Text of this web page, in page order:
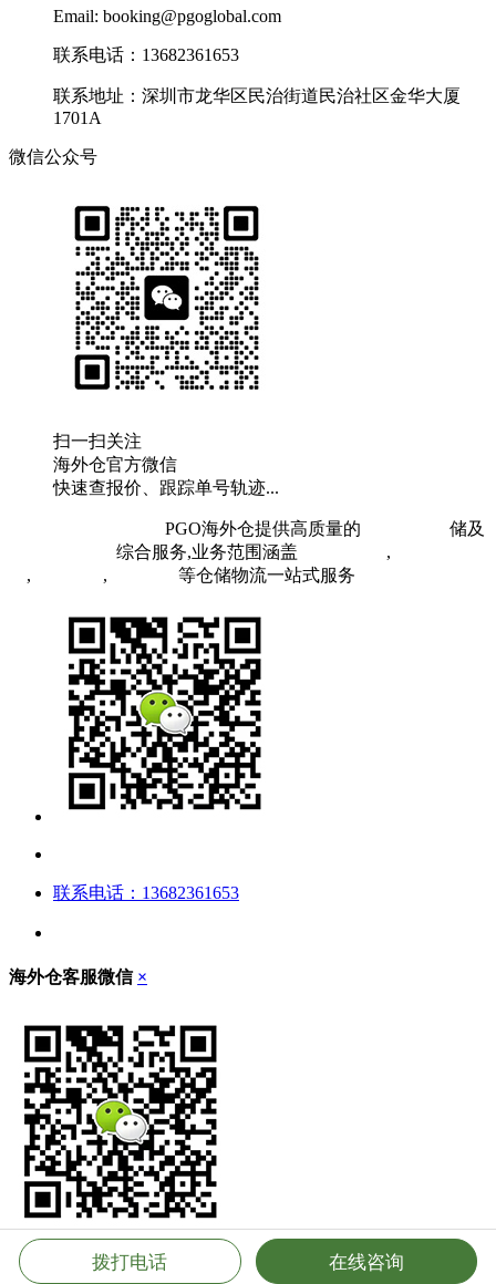
Email: booking@pgoglobal.com
联系电话：13682361653
联系地址：深圳市龙华区民治街道民治社区金华大厦
1701A
微信公众号
扫一扫关注
海外仓官方微信
快速查报价、跟踪单号轨迹...
PGO海外仓提供高质量的
储及
综合服务,业务范围涵盖 ,
, , 等仓储物流一站式服务
联系电话：13682361653
海外仓客服微信 ×
立即扫描，添加客服微信
拨打电话 在线咨询